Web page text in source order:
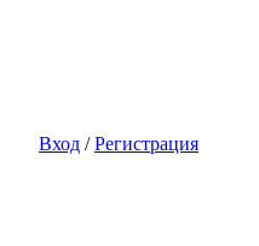
Вход /Регистрация